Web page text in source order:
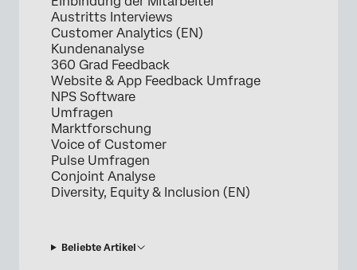
Austritts Interviews
Customer Analytics (EN)
Kundenanalyse
360 Grad Feedback
Website & App Feedback Umfrage
NPS Software
Umfragen
Marktforschung
Voice of Customer
Pulse Umfragen
Conjoint Analyse
Diversity, Equity & Inclusion (EN)
Beliebte Artikel